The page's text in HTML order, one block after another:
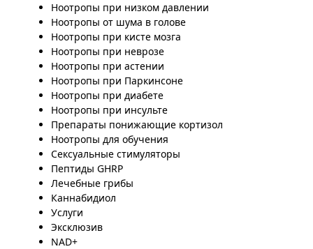
Ноотропы при низком давлении
Ноотропы от шума в голове
Ноотропы при кисте мозга
Ноотропы при неврозе
Ноотропы при астении
Ноотропы при Паркинсоне
Ноотропы при диабете
Ноотропы при инсульте
Препараты понижающие кортизол
Ноотропы для обучения
Сексуальные стимуляторы
Пептиды GHRP
Лечебные грибы
Каннабидиол
Услуги
Эксклюзив
NAD+